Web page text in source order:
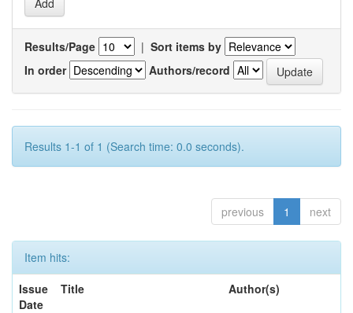
Results/Page | Sort items by
In order
Authors/record
Results 1-1 of 1 (Search time: 0.0 seconds).
previous 1 next
Item hits:
Issue
Date
Title Author(s)